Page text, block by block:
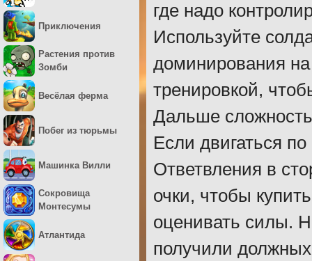
где надо
Используйте
доминирования
тренировкой,
Дальше
Если двигаться
Ответвления в
очки, чтобы
оценивать силы.
получили
Приключения
Растения против
Зомби
Весёлая ферма
Побег из тюрьмы
Машинка Вилли
Сокровища
Монтесумы
Атлантида